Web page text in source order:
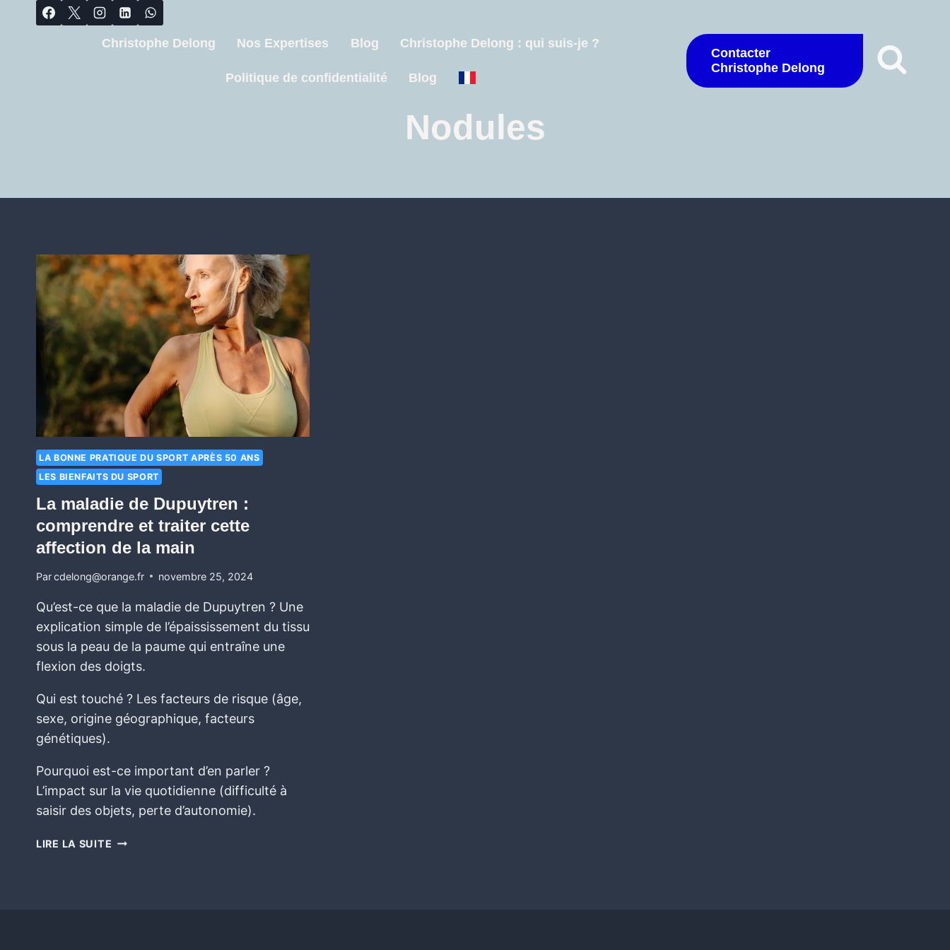
Christophe Delong Nos Expertises Blog Christophe Delong : qui suis-je ?
Politique de confidentialité Blog
Contacter
Christophe Delong
Nodules
LA BONNE PRATIQUE DU SPORT APRÈS 50 ANS
LES BIENFAITS DU SPORT
La maladie de Dupuytren :
comprendre et traiter cette
affection de la main
Parcdelong@orange.fr novembre 25, 2024
Qu’est-ce que la maladie de Dupuytren ? Une
explication simple de l’épaississement du tissu
sous la peau de la paume qui entraîne une
flexion des doigts.
Qui est touché ? Les facteurs de risque (âge,
sexe, origine géographique, facteurs
génétiques).
Pourquoi est-ce important d’en parler ?
L’impact sur la vie quotidienne (difficulté à
saisir des objets, perte d’autonomie).
LIRE LA SUITE